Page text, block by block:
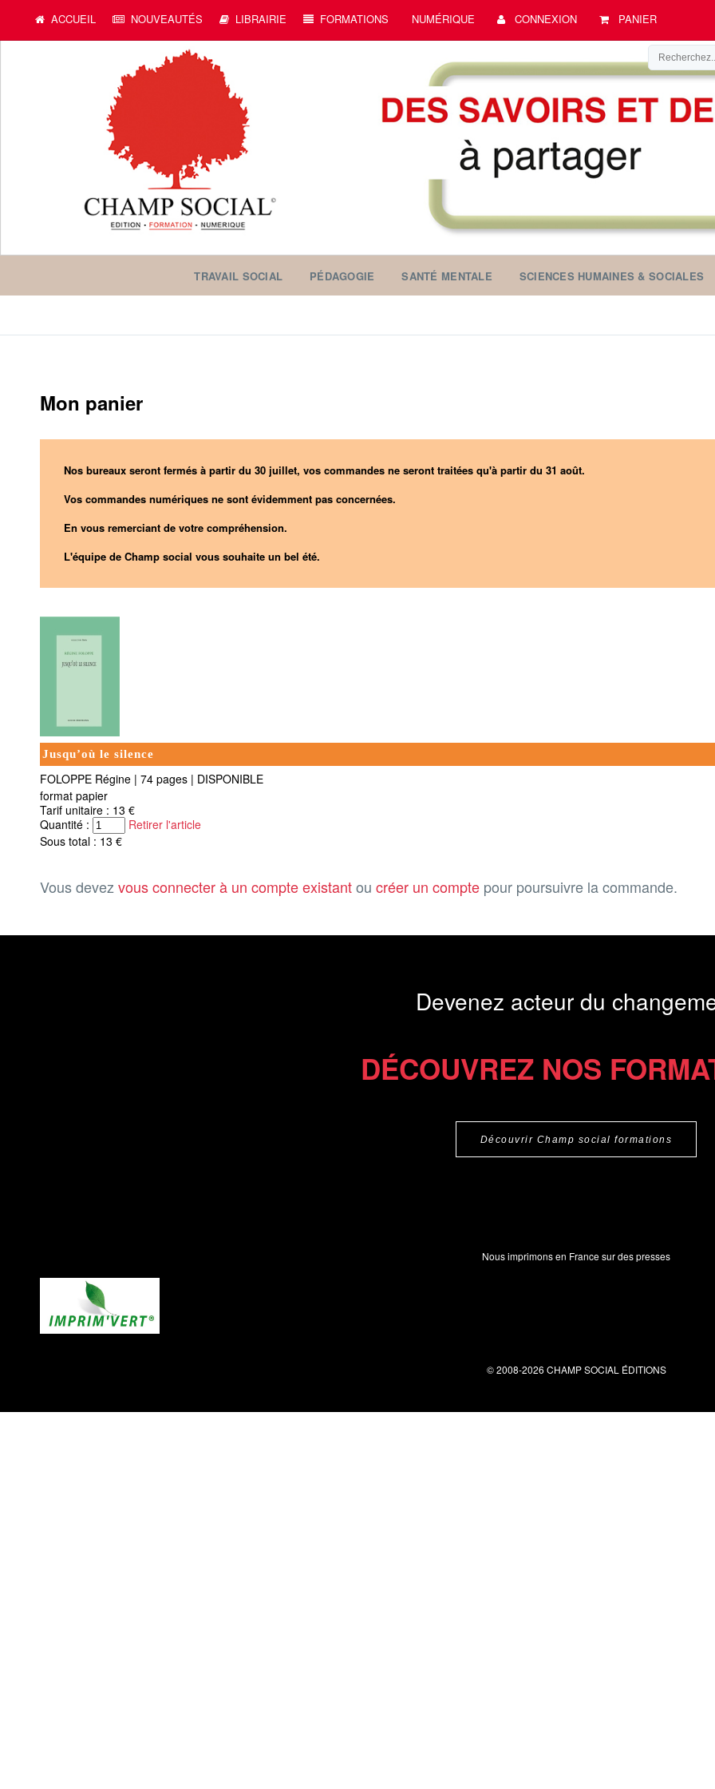
ACCUEIL NOUVEAUTÉS LIBRAIRIE FORMATIONS NUMÉRIQUE CONNEXION PANIER
TRAVAIL SOCIAL PÉDAGOGIE SANTÉ MENTALE SCIENCES HUMAINES & SOCIALES
Mon panier
Nos bureaux seront fermés à partir du 30 juillet, vos commandes ne seront traitées qu'à partir du 31 août.
Vos commandes numériques ne sont évidemment pas concernées.
En vous remerciant de votre compréhension.
L'équipe de Champ social vous souhaite un bel été.
Jusqu’où le silence
FOLOPPE Régine | 74 pages | DISPONIBLE
format papier
Tarif unitaire : 13 €
Quantité :
Retirer l'article
Sous total : 13 €
Vous devezvous connecter à un compte existantou créer un compte pour poursuivre la commande.
Devenez acteur du
DÉCOUVREZ NOS
Découvrir Champ social formations
Nous imprimons en France sur des presses
© 2008-2026 CHAMP SOCIAL ÉDITIONS